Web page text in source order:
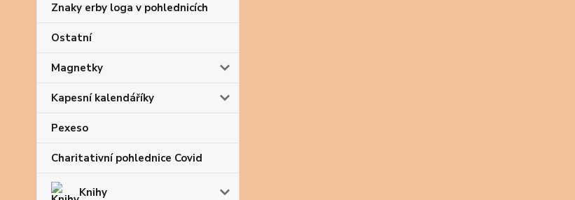
Znaky erby loga v pohlednicích
Ostatní
Magnetky
Kapesní kalendáříky
Pexeso
Charitativní pohlednice Covid
Knihy